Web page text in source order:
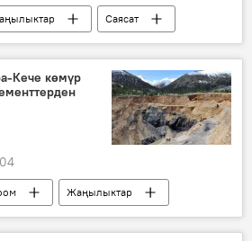
Саясат
Аида Салянова
Башкы прокуратура
Кече көмүр
Жаңылыктар
Жакыпов